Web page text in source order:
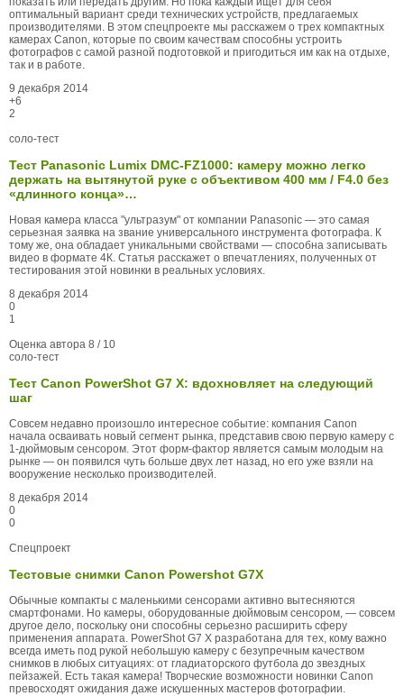
оптимальный вариант среди технических устройств, предлагаемых
производителями. В этом спецпроекте мы расскажем о трех компактных
камерах Canon, которые по своим качествам способны устроить
фотографов с самой разной подготовкой и пригодиться им как на отдыхе,
так и в работе.
9 декабря 2014
+6
2
соло-тест
Тест Panasonic Lumix DMC-FZ1000: камеру можно легко
держать на вытянутой руке с объективом 400 мм / F4.0 без
«длинного конца»…
Новая камера класса "ультразум" от компании Panasonic — это самая
серьезная заявка на звание универсального инструмента фотографа. К
тому же, она обладает уникальными свойствами — способна записывать
видео в формате 4К. Статья расскажет о впечатлениях, полученных от
тестирования этой новинки в реальных условиях.
8 декабря 2014
0
1
Оценка автора 8 / 10
соло-тест
Тест Canon PowerShot G7 X: вдохновляет на следующий
шаг
Совсем недавно произошло интересное событие: компания Canon
начала осваивать новый сегмент рынка, представив свою первую камеру с
1-дюймовым сенсором. Этот форм-фактор является самым молодым на
рынке — он появился чуть больше двух лет назад, но его уже взяли на
вооружение несколько производителей.
8 декабря 2014
0
0
Спецпроект
Тестовые снимки Canon Powershot G7X
Обычные компакты с маленькими сенсорами активно вытесняются
смартфонами. Но камеры, оборудованные дюймовым сенсором, — совсем
другое дело, поскольку они способны серьезно расширить сферу
применения аппарата. PowerShot G7 X разработана для тех, кому важно
всегда иметь под рукой небольшую камеру с безупречным качеством
снимков в любых ситуациях: от гладиаторского футбола до звездных
пейзажей. Есть такая камера! Творческие возможности новинки Canon
превосходят ожидания даже искушенных мастеров фотографии.